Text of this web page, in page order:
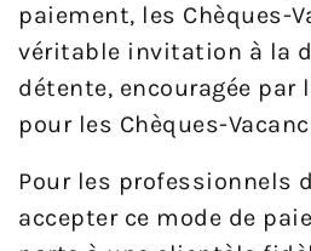
paiement, les Chèques-
véritable invitation à la
détente, encouragée par
pour les Chèques-
Pour les professionnels
accepter ce mode de